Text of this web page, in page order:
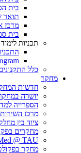
בית
תואר
מרכז
בית
תכניות
כלל
מחקר
חדשות
יושרה
הספרייה
מרכז השירות
ציוד בין
מחקרים
@ TAU
מחקר